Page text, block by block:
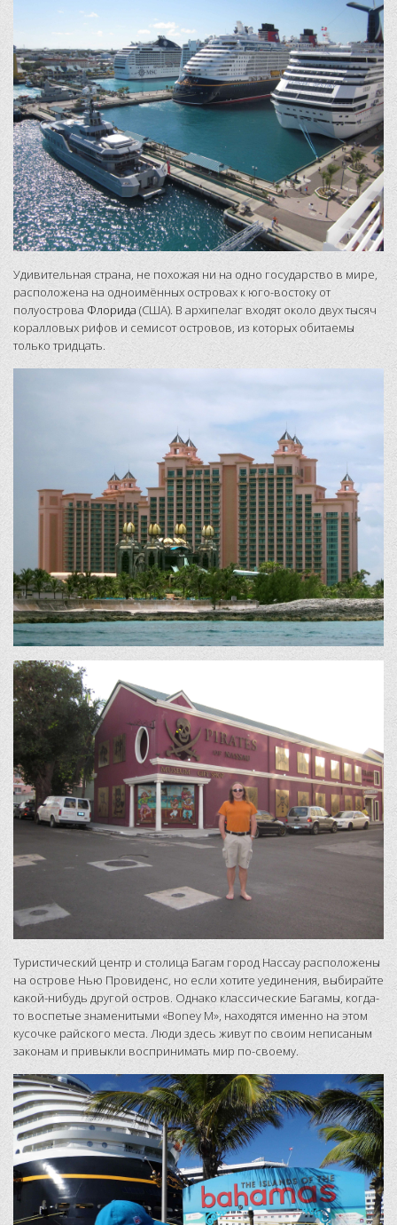
Удивительная страна, не похожая ни на одно государство в мире,
расположена на одноимённых островах к юго-востоку от
полуострова Флорида (США). В архипелаг входят около двух тысяч
коралловых рифов и семисот островов, из которых обитаемы
только тридцать.
Туристический центр и столица Багам город Нассау расположены
на острове Нью Провиденс, но если хотите уединения, выбирайте
какой-нибудь другой остров. Однако классические Багамы, когда-
то воспетые знаменитыми «Boney М», находятся именно на этом
кусочке райского места. Люди здесь живут по своим неписаным
законам и привыкли воспринимать мир по-своему.